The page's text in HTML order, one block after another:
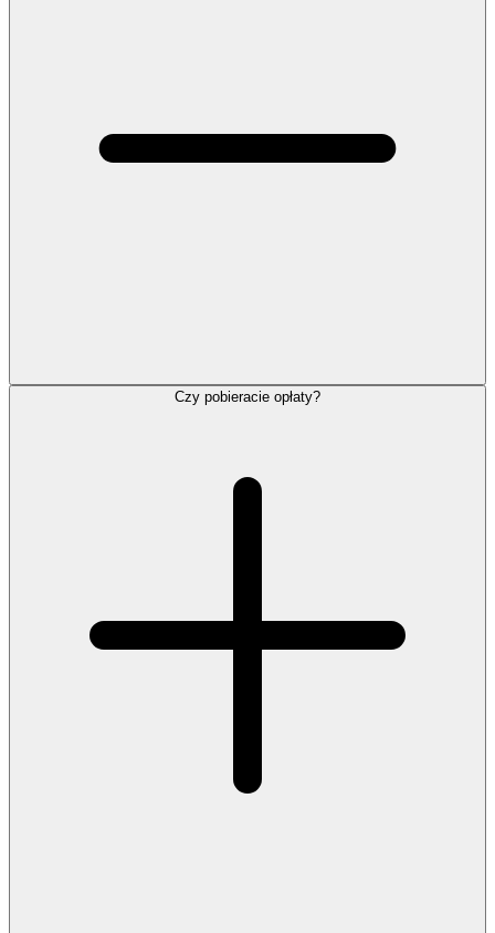
Czy pobieracie opłaty?